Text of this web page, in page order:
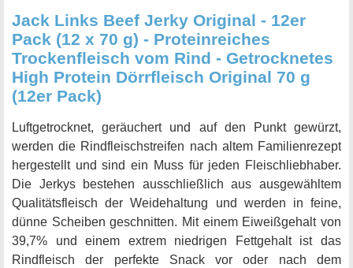
Jack Links Beef Jerky Original - 12er
Pack (12 x 70 g) - Proteinreiches
Trockenfleisch vom Rind - Getrocknetes
High Protein Dörrfleisch Original 70 g
(12er Pack)
Luftgetrocknet, geräuchert und auf den Punkt gewürzt,
werden die Rindfleischstreifen nach altem Familienrezept
hergestellt und sind ein Muss für jeden Fleischliebhaber.
Die Jerkys bestehen ausschließlich aus ausgewähltem
Qualitätsfleisch der Weidehaltung und werden in feine,
dünne Scheiben geschnitten. Mit einem Eiweißgehalt von
39,7% und einem extrem niedrigen Fettgehalt ist das
Rindfleisch der perfekte Snack vor oder nach dem